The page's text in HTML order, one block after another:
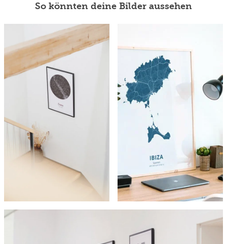
So könnten deine Bilder aussehen